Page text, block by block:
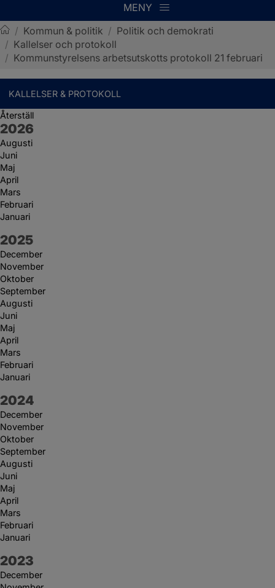
MENY
Sotenäs kommun
/ Kommun & politik / Politik och demokrati
/ Kallelser och protokoll
/ Kommunstyrelsens arbetsutskotts protokoll 21 februari
KALLELSER & PROTOKOLL
Återställ
År:
2026
Augusti
Juni
Maj
April
Mars
Februari
Januari
År:
2025
December
November
Oktober
September
Augusti
Juni
Maj
April
Mars
Februari
Januari
År:
2024
December
November
Oktober
September
Augusti
Juni
Maj
April
Mars
Februari
Januari
År:
2023
December